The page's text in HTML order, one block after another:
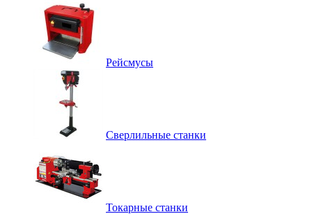
Рейсмусы
Сверлильные станки
Токарные станки